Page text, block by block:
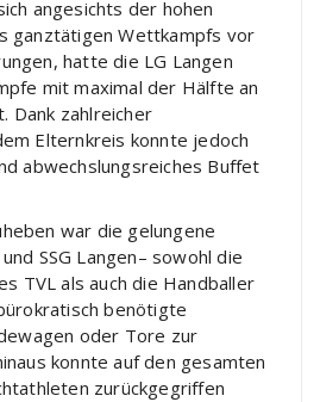
angesichts der hohen
ganztätigen Wettkampfs vor
hatte die LG Langen
mit maximal der Hälfte an
Dank zahlreicher
Elternkreis konnte jedoch
abwechslungsreiches Buffet
war die gelungene
SSG Langen– sowohl die
TVL als auch die Handballer
benötigte
oder Tore zur
konnte auf den gesamten
zurückgegriffen